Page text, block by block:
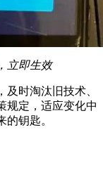
立即生效
时淘汰旧技术、
规定，适应变化中
钥匙。